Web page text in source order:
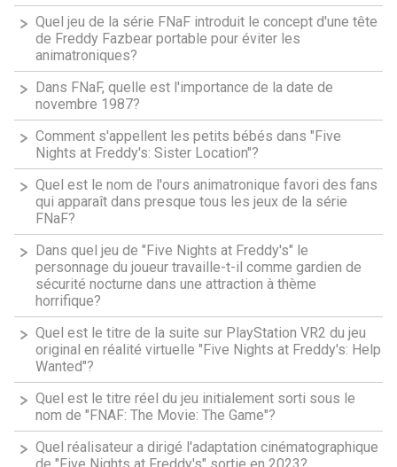
Quel jeu de la série FNaF introduit le concept d'une tête
de Freddy Fazbear portable pour éviter les
animatroniques?
Dans FNaF, quelle est l'importance de la date de
novembre 1987?
Comment s'appellent les petits bébés dans "Five
Nights at Freddy's: Sister Location"?
Quel est le nom de l'ours animatronique favori des fans
qui apparaît dans presque tous les jeux de la série
FNaF?
Dans quel jeu de "Five Nights at Freddy's" le
personnage du joueur travaille-t-il comme gardien de
sécurité nocturne dans une attraction à thème
horrifique?
Quel est le titre de la suite sur PlayStation VR2 du jeu
original en réalité virtuelle "Five Nights at Freddy's: Help
Wanted"?
Quel est le titre réel du jeu initialement sorti sous le
nom de "FNAF: The Movie: The Game"?
Quel réalisateur a dirigé l'adaptation cinématographique